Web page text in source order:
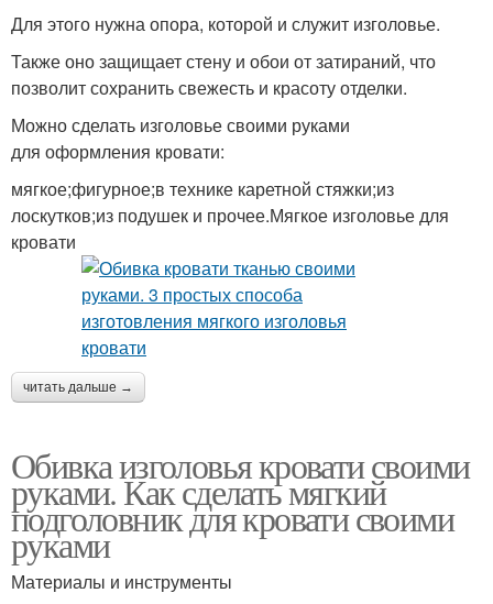
Для этого нужна опора, которой и служит изголовье.
Также оно защищает стену и обои от затираний, что
позволит сохранить свежесть и красоту отделки.
Можно сделать изголовье своими руками
для оформления кровати:
мягкое;фигурное;в технике каретной стяжки;из
лоскутков;из подушек и прочее.Мягкое изголовье для
кровати
читать дальше →
Обивка изголовья кровати своими
руками. Как сделать мягкий
подголовник для кровати своими
руками
Материалы и инструменты